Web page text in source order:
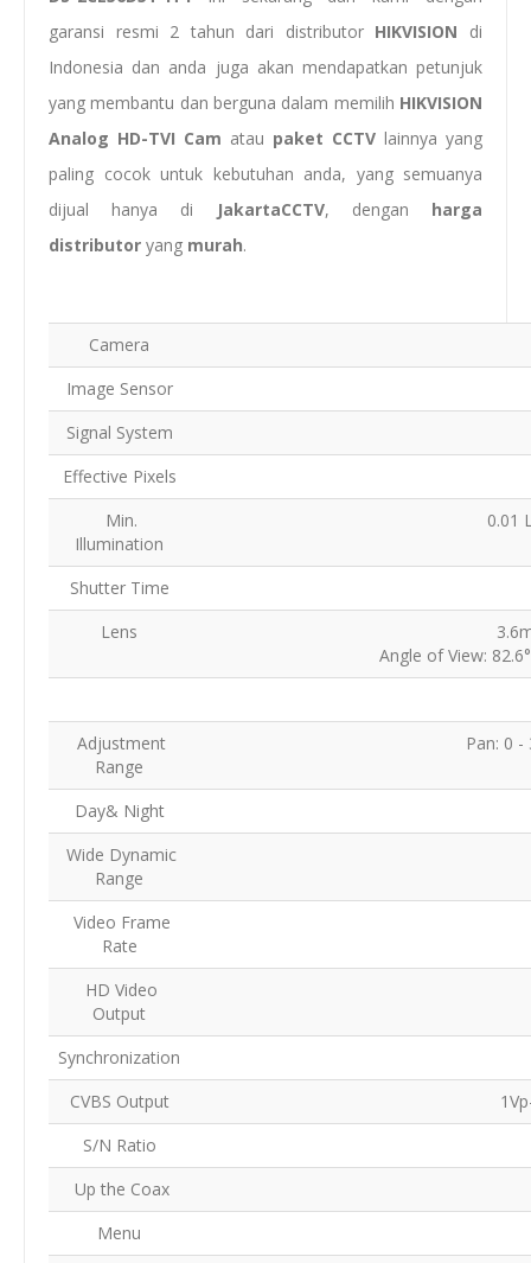
garansi resmi 2 tahun dari distributor HIKVISION di
Indonesia dan anda juga akan mendapatkan petunjuk
yang membantu dan berguna dalam memilih HIKVISION
Analog HD-TVI Cam atau paket CCTV lainnya yang
paling cocok untuk kebutuhan anda, yang semuanya
dijual hanya di
JakartaCCTV, dengan harga
distributor yang murah.
Camera
Image Sensor
Signal System
Effective Pixels
Min.
Illumination
0.01
Shutter Time
Lens
Angle of View:
Adjustment
Range
Pan: 0
Day& Night
Wide Dynamic
Range
Video Frame
Rate
HD Video
Output
Synchronization
CVBS Output
S/N Ratio
Up the Coax
Menu